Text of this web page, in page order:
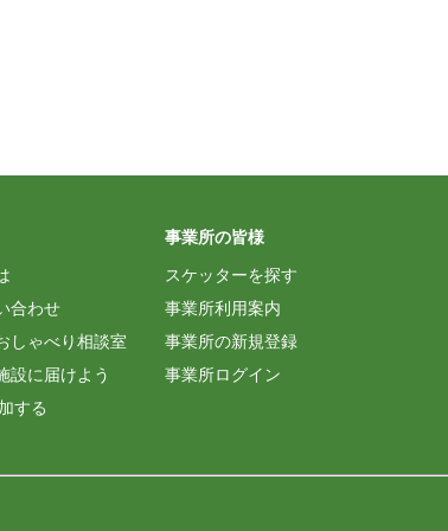
合わせ
しゃべり相談室
設に届けよう
する
事業所の皆様
スケッターを探す
事業所利用案内
事業所の新規登録
事業所ログイン